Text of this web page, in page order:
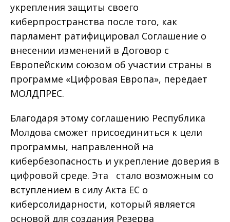
укрепления защиты своего
киберпространства после того, как
парламент ратифицировал Соглашение о
внесении изменений в Договор с
Европейским союзом об участии страны в
программе «Цифровая Европа», передает
МОЛДПРЕС.
Благодаря этому соглашению Республика
Молдова сможет присоединиться к цели
программы, направленной на
кибербезопасность и укрепление доверия в
цифровой среде. Эта стало возможным со
вступлением в силу Акта ЕС о
киберсолидарности, который является
основой для создания Резерва